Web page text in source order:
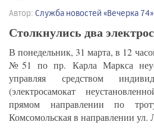
Автор: Служба новостей «Вечерка 74»
Столкнулись два
В понедельник, 31 марта, в 12
№51 по пр. Карла Маркса
управляя средством
(электросамокат
прямом направлении по
Комсомольская в направлении ул.